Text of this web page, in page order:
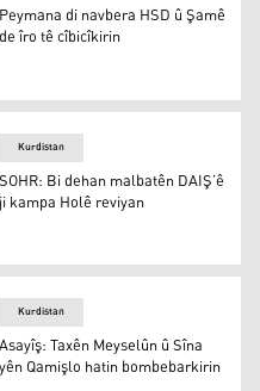
de îro tê cîbicîkirin
Peymana di navbera HSD û Şamê
de îro tê cîbicîkirin
ji kampa Holê reviyan
Kurdistan
SOHR: Bi dehan malbatên DAIŞ’ê
ji kampa Holê reviyan
Kurdistan
Asayîş: Taxên Meyselûn û Sîna
yên Qamişlo hatin bombebarkirin